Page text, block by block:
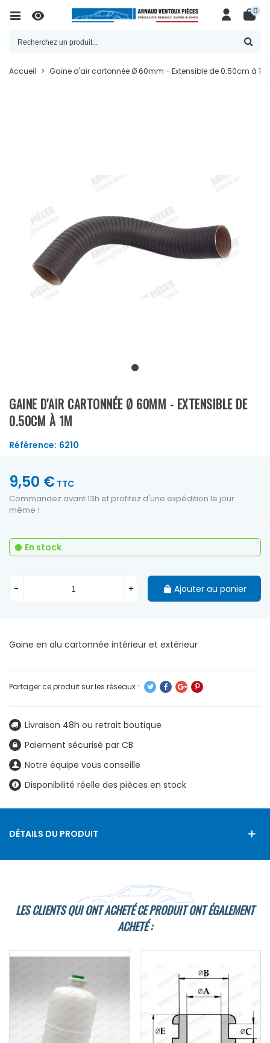
0
Accueil > Gaine d'air cartonnée Ø 60mm - Extensible de 0.50cm à 1m
GAINE D'AIR CARTONNÉE Ø 60MM - EXTENSIBLE DE
0.50CM À 1M
Référence: 6210
Gaine en alu cartonnée intérieur et extérieur
Livraison 48h ou retrait boutique
Paiement sécurisé par CB
Notre équipe vous conseille
Disponibilité réelle des pièces en stock
9,50 € TTC
Commandez avant 13h et profitez d'une expédition le jour
même !
En stock
- + Ajouter au panier
DÉTAILS DU PRODUIT
LES CLIENTS QUI ONT ACHETÉ CE PRODUIT ONT ÉGALEMENT
ACHETÉ :